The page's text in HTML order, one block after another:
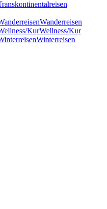
Wander­reisen
Wellness/Kur
Winter­reisen